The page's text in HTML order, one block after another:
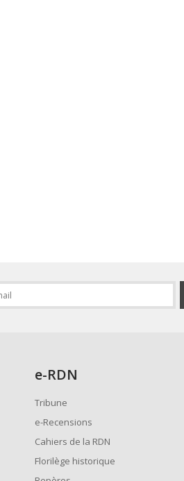
e-RDN
Tribune
e-Recensions
Cahiers de la RDN
Florilège historique